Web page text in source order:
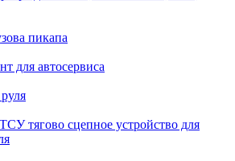
пикапа
для автосервиса
тягово сцепное устройство для